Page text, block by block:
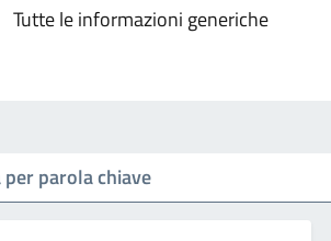
Tutte le informazioni generiche